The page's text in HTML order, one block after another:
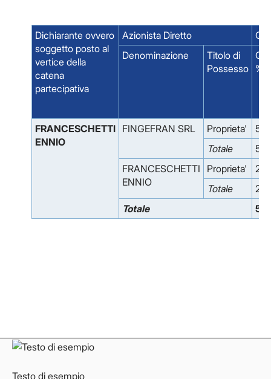
Dichiarante ovvero
soggetto posto al
vertice della
catena
partecipativa
Azionista Diretto
Denominazione
Titolo di
Possesso %
FRANCESCHETTI
ENNIO
FINGEFRAN SRL Proprieta'
Totale
FRANCESCHETTI
ENNIO
Proprieta'
Totale
Totale
Testo di esempio